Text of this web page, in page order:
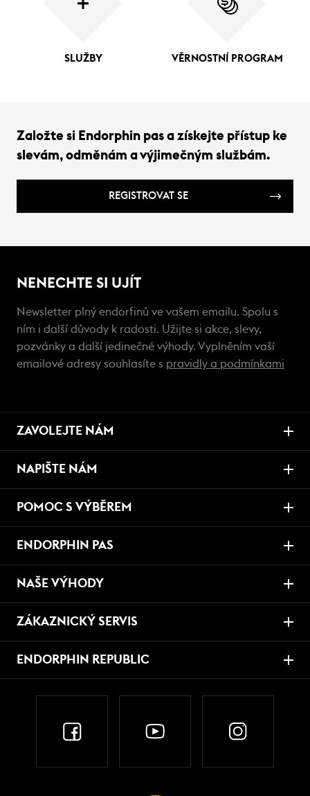
SLUŽBY VĚRNOSTNÍ PROGRAM
Založte si Endorphin pas a získejte přístup ke
slevám, odměnám a výjimečným službám.
REGISTROVAT SE
NENECHTE SI UJÍT
Newsletter plný endorfinů ve vašem emailu. Spolu s
ním i další důvody k radosti. Užijte si akce, slevy,
pozvánky a další jedinečné výhody. Vyplněním vaší
emailové adresy souhlasíte s pravidly a podmínkami
ZAVOLEJTE NÁM
NAPIŠTE NÁM
POMOC S VÝBĚREM
ENDORPHIN PAS
NAŠE VÝHODY
ZÁKAZNICKÝ SERVIS
ENDORPHIN REPUBLIC